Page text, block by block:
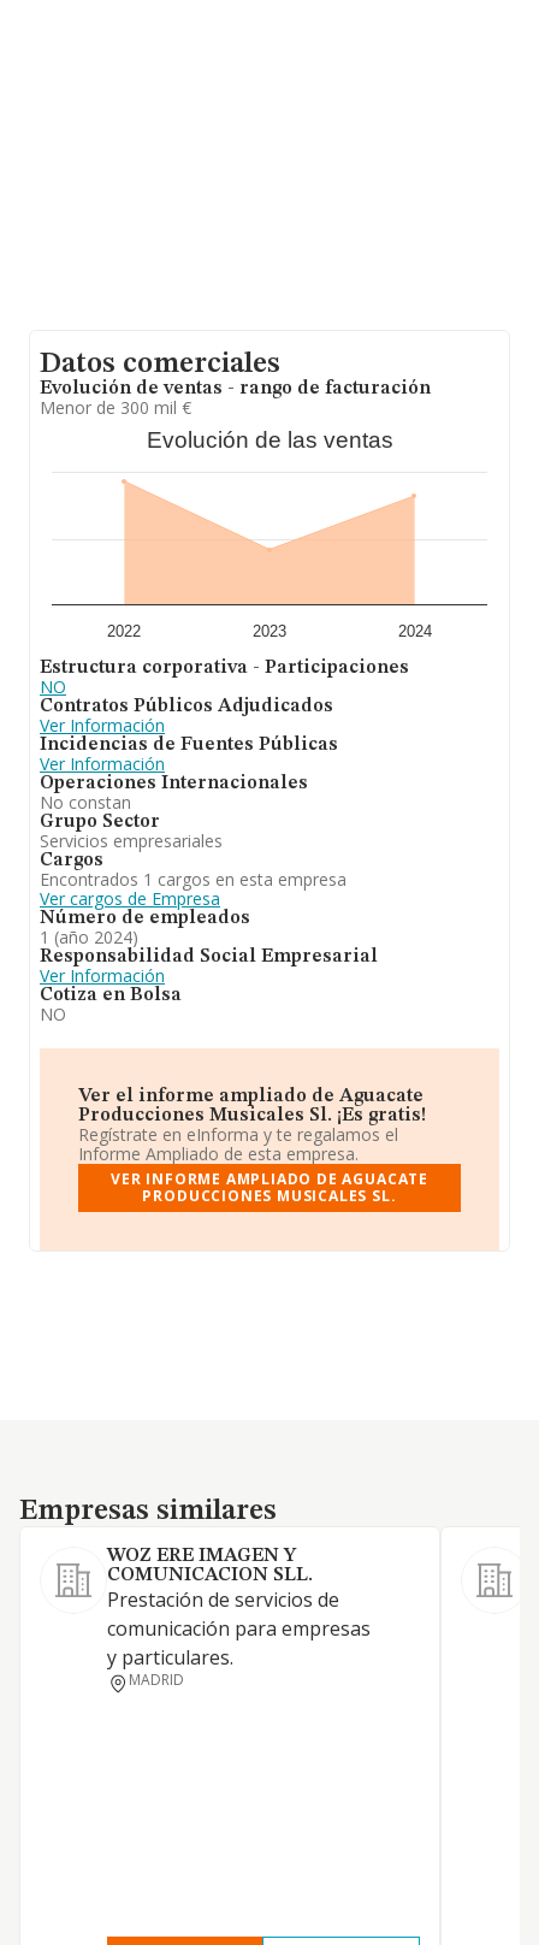
Datos comerciales
Evolución de ventas - rango de facturación
Menor de 300 mil €
Evolución de las ventas
2022 2023 2024
Estructura corporativa - Participaciones
NO
Contratos Públicos Adjudicados
Ver Información
Incidencias de Fuentes Públicas
Ver Información
Operaciones Internacionales
No constan
Grupo Sector
Servicios empresariales
Cargos
Encontrados 1 cargos en esta empresa
Ver cargos de Empresa
Número de empleados
1 (año 2024)
Responsabilidad Social Empresarial
Ver Información
Cotiza en Bolsa
NO
Ver el informe ampliado de Aguacate
Producciones Musicales Sl. ¡Es gratis!
Regístrate en eInforma y te regalamos el
Informe Ampliado de esta empresa.
VER INFORME AMPLIADO DE AGUACATE
PRODUCCIONES MUSICALES SL.
Empresas similares
Empresas similares
WOZ ERE IMAGEN Y
COMUNICACION SLL.
Prestación de servicios de
comunicación para empresas
y particulares.
MADRID